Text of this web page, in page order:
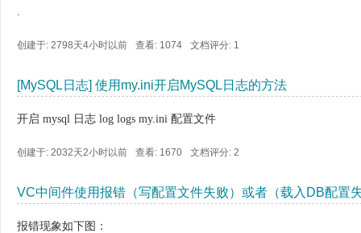
.
创建于: 2798天4小时以前 查看: 1074 文档评分: 1
[MySQL日志] 使用my.ini开启MySQL日志的方法
开启 mysql 日志 log logs my.ini 配置文件
创建于: 2032天2小时以前 查看: 1670 文档评分: 2
VC中间件使用报错（写配置文件失败）或者（载入DB配置
报错现象如下图：